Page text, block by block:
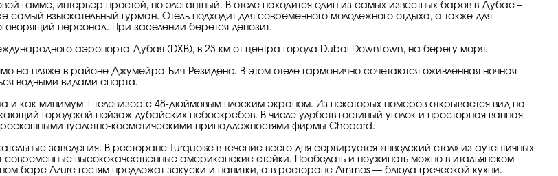
гамме, интерьер простой, но элегантный. В отеле находится один из самых известных баров в Дубае –
взыскательный гурман. Отель подходит для современного молодежного отдыха, а также для
персонал. При заселении берется депозит.
аэропорта Дубая (DXB), в 23 км от центра города Dubai Downtown, на берегу моря.
на пляже в районе Джумейра-Бич-Резиденс. В этом отеле гармонично сочетаются оживленная ночная
водными видами спорта.
и как минимум 1 телевизор с 48-дюймовым плоским экраном. Из некоторых номеров открывается вид на
городской пейзаж дубайских небоскребов. В числе удобств гостиный уголок и просторная ванная
туалетно-косметическими принадлежностями фирмы Chopard.
заведения. В ресторане Turquoise в течение всего дня сервируется «шведский стол» из аутентичных
высококачественные американские стейки. Пообедать и поужинать можно в итальянском
баре Azure гостям предложат закуски и напитки, а в ресторане Ammos — блюда греческой кухни.